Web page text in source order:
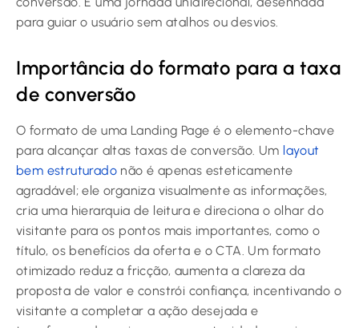
para guiar o usuário sem atalhos ou desvios.
Importância do formato para a taxa
de conversão
O formato de uma Landing Page é o elemento-chave
para alcançar altas taxas de conversão. Um layout
bem estruturado não é apenas esteticamente
agradável; ele organiza visualmente as informações,
cria uma hierarquia de leitura e direciona o olhar do
visitante para os pontos mais importantes, como o
título, os benefícios da oferta e o CTA. Um formato
otimizado reduz a fricção, aumenta a clareza da
proposta de valor e constrói confiança, incentivando o
visitante a completar a ação desejada e